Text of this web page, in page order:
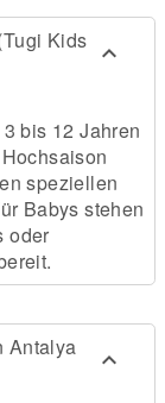
Kids
bis 12 Jahren
speziellen
Babys stehen
oder
Antalya